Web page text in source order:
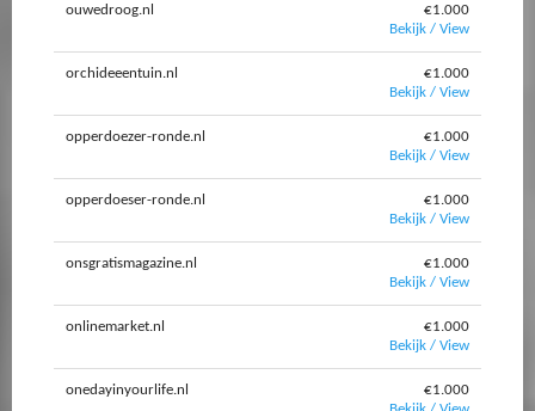
ouwedroog.nl
€1.000
Bekijk / View
orchideeentuin.nl
€1.000
Bekijk / View
opperdoezer-ronde.nl
€1.000
Bekijk / View
opperdoeser-ronde.nl
€1.000
Bekijk / View
onsgratismagazine.nl
€1.000
Bekijk / View
onlinemarket.nl
€1.000
Bekijk / View
onedayinyourlife.nl
€1.000